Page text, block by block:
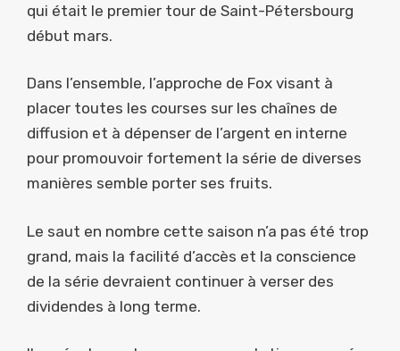
qui était le premier tour de Saint-Pétersbourg
début mars.
Dans l’ensemble, l’approche de Fox visant à
placer toutes les courses sur les chaînes de
diffusion et à dépenser de l’argent en interne
pour promouvoir fortement la série de diverses
manières semble porter ses fruits.
Le saut en nombre cette saison n’a pas été trop
grand, mais la facilité d’accès et la conscience
de la série devraient continuer à verser des
dividendes à long terme.